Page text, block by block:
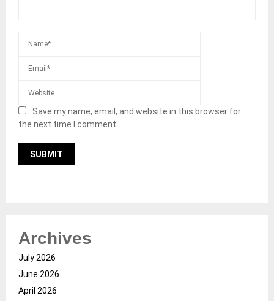
Save my name, email, and website in this browser for
the next time I comment.
Archives
July 2026
June 2026
April 2026